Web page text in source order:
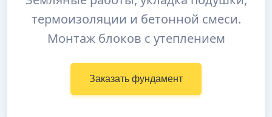
термоизоляции и бетонной смеси.
Монтаж блоков с утеплением
Заказать фундамент